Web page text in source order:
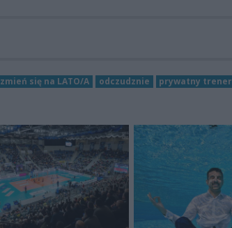
zmień się na LATO/A odczudznie prywatny trener